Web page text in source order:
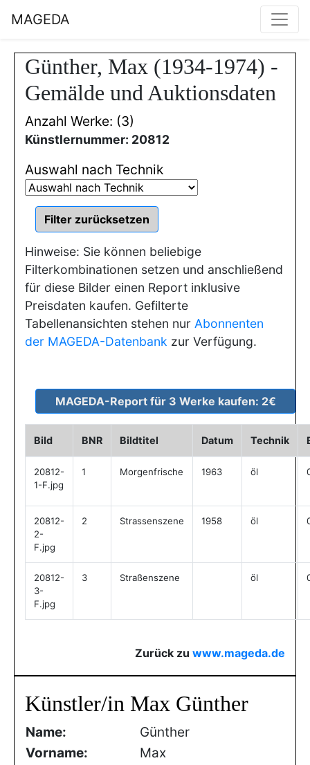
MAGEDA
Günther, Max (1934-1974) -
Gemälde und Auktionsdaten
Anzahl Werke: (3)
Künstlernummer: 20812
Auswahl nach Technik
Hinweise: Sie können beliebige
Filterkombinationen setzen und anschließend
für diese Bilder einen Report inklusive
Preisdaten kaufen. Gefilterte
Tabellenansichten stehen nur Abonnenten
der MAGEDA-Datenbank zur Verfügung.
Bild BNR Bildtitel Datum Technik
20812-
1-F.jpg
1 Morgenfrische 1963 öl
20812-
2-
F.jpg
2 Strassenszene 1958 öl
20812-
3-
F.jpg
3 Straßenszene öl
Zurück zu www.mageda.de
Künstler/in Max Günther
Name:
Günther
Vorname:
Max